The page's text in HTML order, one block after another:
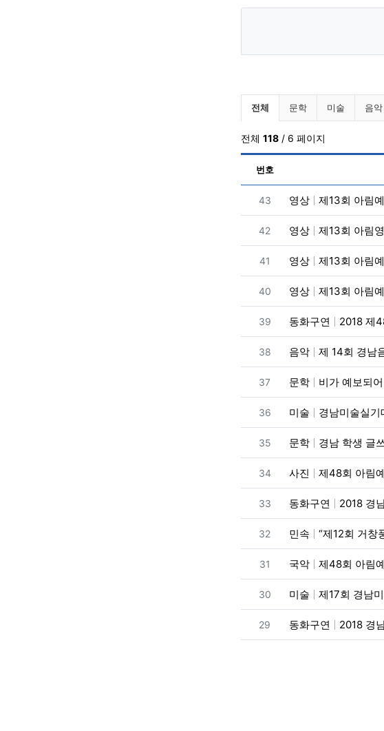
알려드립니다 분
전체 문학 미술 음악
전체 118/ 6 페이지
번호
번호
43 영상 제13회 아림
번호
42 영상 제13회 아림
번호
41 영상 제13회 아림
번호
40 영상 제13회 아림
번호
39 동화구연 2018 제
번호
38 음악 제 14회 경남
번호
37 문학 비가 예보되
번호
36 미술 경남미술실
번호
35 문학 경남 학생 글
번호
34 사진 제48회 아림
번호
33 동화구연 2018 경
번호
32 민속 “제12회 거창
번호
31 국악 제48회 아림
번호
30 미술 제17회 경남
번호
29 동화구연 2018 경